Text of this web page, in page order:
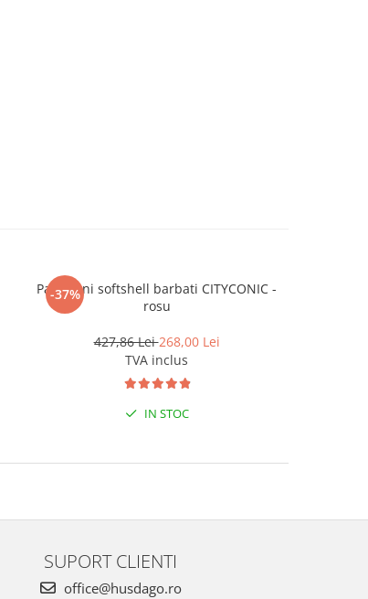
-37%
Pantaloni softshell barbati CITYCONIC -
rosu
427,86 Lei268,00 Lei
TVA inclus
IN STOC
SUPORT CLIENTI
office@husdago.ro